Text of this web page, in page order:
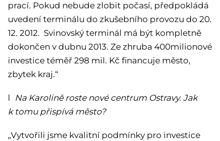
prací. Pokud nebude zlobit počasí, předpokládá
uvedení terminálu do zkušebního provozu do 20.
12. 2012. Svinovský terminál má být kompletně
dokončen v dubnu 2013. Ze zhruba 400milionové
investice téměř 298 mil. Kč financuje město,
zbytek kraj.“
l Na Karolině roste nové centrum Ostravy. Jak
k tomu přispívá město?
„Vytvořili jsme kvalitní podmínky pro investice